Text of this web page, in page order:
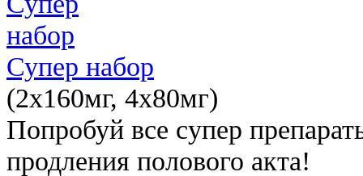
Супер набор
(2х160мг, 4х80мг)
Попробуй все супер
продления полового акта!